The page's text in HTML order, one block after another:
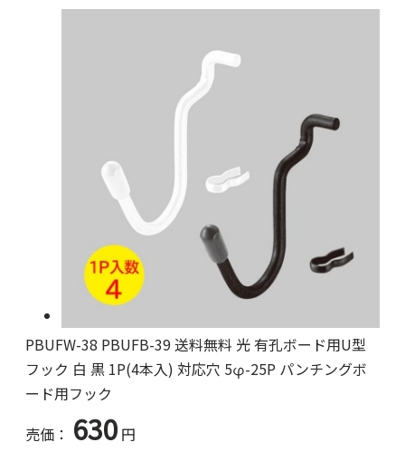
PBUFW-38 PBUFB-39 送料無料 光 有孔ボード用U型
フック 白 黒 1P(4本入) 対応穴 5φ-25P パンチングボ
ード用フック
売価： 630 円